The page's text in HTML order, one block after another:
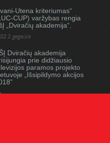
Utena kriteriumas“
CUP) varžybas rengia
„Dviračių akademija“.
2 gegužės
Dviračių akademija
prie didžiausio
paramos projekto
„Išsipildymo akcijos